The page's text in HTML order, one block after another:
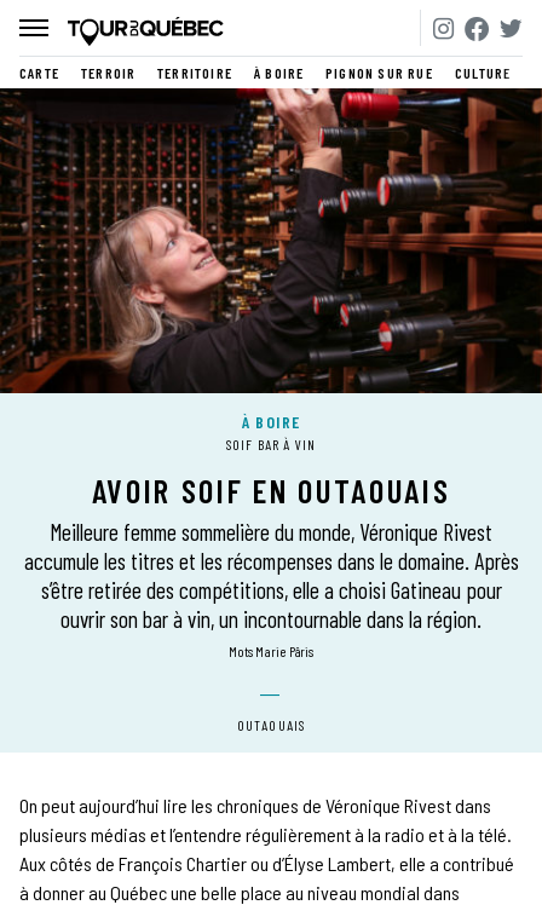
CARTE TERROIR TERRITOIRE À BOIRE PIGNON SUR RUE CULTURE
À BOIRE
SOIF BAR À VIN
AVOIR SOIF EN OUTAOUAIS
Meilleure femme sommelière du monde, Véronique Rivest
accumule les titres et les récompenses dans le domaine. Après
s’être retirée des compétitions, elle a choisi Gatineau pour
ouvrir son bar à vin, un incontournable dans la région.
mots Marie Pâris
OUTAOUAIS
On peut aujourd’hui lire les chroniques de Véronique Rivest dans
plusieurs médias et l’entendre régulièrement à la radio et à la télé.
Aux côtés de François Chartier ou d’Élyse Lambert, elle a contribué
à donner au Québec une belle place au niveau mondial dans